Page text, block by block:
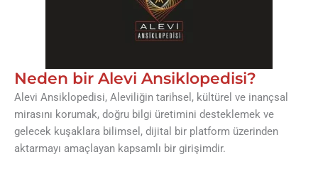
Neden bir Alevi Ansiklopedisi?
Alevi Ansiklopedisi, Aleviliğin tarihsel, kültürel ve inançsal
mirasını korumak, doğru bilgi üretimini desteklemek ve
gelecek kuşaklara bilimsel, dijital bir platform üzerinden
aktarmayı amaçlayan kapsamlı bir girişimdir.